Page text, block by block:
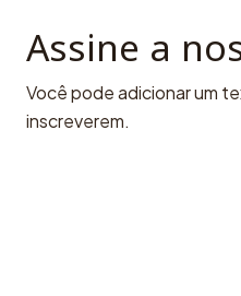
Assine a
Você pode adicionar um
inscreverem.